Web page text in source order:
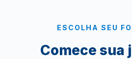
ESCOLHA SEU
Comece sua